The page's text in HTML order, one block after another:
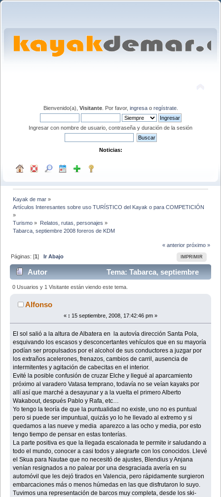
Bienvenido(a), Visitante. Por favor, ingresao regístrate.
Ingresar con nombre de usuario, contraseña y duración de la sesión
Noticias:
Kayak de mar »
Artículos Interesantes sobre uso TURÍSTICO del Kayak o para COMPETICIÓN
»
Turismo » Relatos, rutas, personajes »
Tabarca, septiembre 2008 foreros de KDM
« anterior próximo »
IMPRIMIR
Páginas: [1]Ir Abajo
Autor
Tema: Tabarca, septiembre
2008 foreros de KDM (Leído 26990 veces)
0 Usuarios y 1 Visitante están viendo este tema.
Alfonso
« : 15 septiembre, 2008, 17:42:46 pm »
El sol salió a la altura de Albatera en la autovía dirección Santa Pola,
esquivando los escasos y desconcertantes vehículos que en su mayoría
podían ser propulsados por el alcohol de sus conductores a juzgar por
los extraños acelerones, frenazos, cambios de carril, ausencia de
intermitentes y agitación de cabecitas en el interior.
Evité la posible confusión de cruzar Elche y llegué al aparcamiento
próximo al varadero Vatasa temprano, todavía no se veían kayaks por
allí así que marché a desayunar y a la vuelta el primero Alberto
Wakabout, después Pablo y Rafa, etc…
Yo tengo la teoría de que la puntualidad no existe, uno no es puntual
pero si puede ser impuntual, quizás yo lo he llevado al extremo y si
quedamos a las nueve y media aparezco a las ocho y media, por esto
tengo tiempo de pensar en estas tonterías.
La parte positiva es que la llegada escalonada te permite ir saludando a
todo el mundo, conocer a casi todos y alegrarte con los conocidos. Llevé
el Skua para Nautae que no necesitó de ajustes, Blendius y Anjana
venían resignados a no palear por una desgraciada avería en su
automóvil que les dejó tirados en Valencia, pero rápidamente surgieron
embarcaciones más o menos húmedas en las que disfrutaron lo suyo.
Tuvimos una representación de barcos muy completa, desde los ski-